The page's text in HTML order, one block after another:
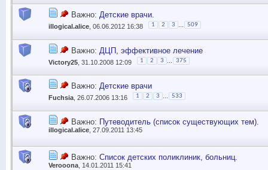
Важно: Детские врачи.
illogical.alice , 06.06.2012 16:38 1 2 3 509
Важно: ДЦП, эффективное лечение
Victory25 , 31.10.2008 12:09 1 2 3 375
Важно: Детские врачи
Fuchsia , 26.07.2006 13:16 1 2 3 533
Важно: Путеводитель (список существующих тем).
illogical.alice , 27.09.2011 13:45
Важно: Список детских поликлиник, больниц.
Verooona , 14.01.2011 15:41